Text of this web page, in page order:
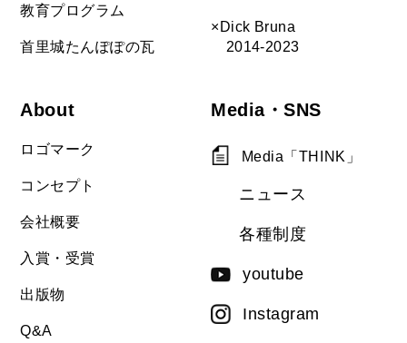
教育プログラム
首里城たんぽぽの瓦
×Dick Bruna
2014-2023
About
ロゴマーク
コンセプト
会社概要
入賞・受賞
出版物
Q&A
Media・SNS
Media「THINK」
ニュース
各種制度
youtube
Instagram